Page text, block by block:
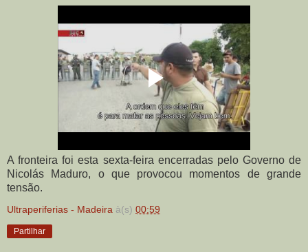
A fronteira foi esta sexta-feira encerradas pelo Governo de
Nicolás Maduro, o que provocou momentos de grande
tensão.
Ultraperiferias - Madeira à(s) 00:59
Partilhar